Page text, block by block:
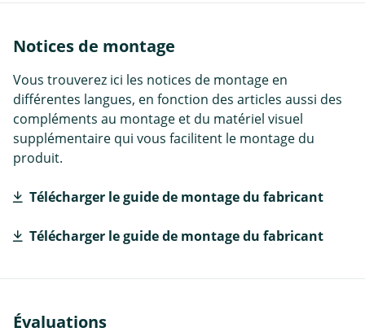
Notices de montage
Vous trouverez ici les notices de montage en
différentes langues, en fonction des articles aussi des
compléments au montage et du matériel visuel
supplémentaire qui vous facilitent le montage du
produit.
Télécharger le guide de montage du fabricant
Télécharger le guide de montage du fabricant
Évaluations